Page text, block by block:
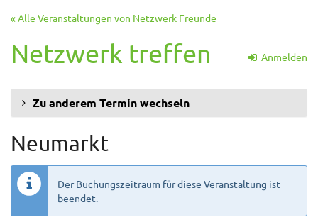
Zum
springen
« Alle Veranstaltungen von Netzwerk Freunde
Netzwerk treffen Anmelden
Zu anderem Termin wechseln
Neumarkt
Der Buchungszeitraum für diese Veranstaltung ist
beendet.